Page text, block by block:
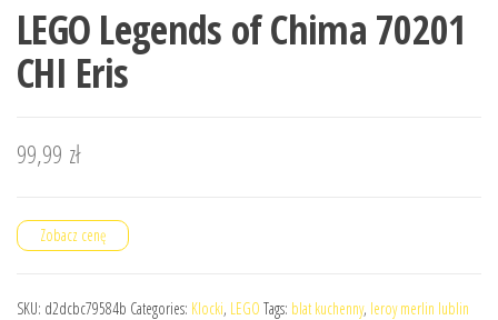
LEGO Legends of Chima 70201
CHI Eris
99,99 zł
Zobacz cenę
SKU: d2dcbc79584b Categories: Klocki, LEGO Tags: blat kuchenny, leroy merlin lublin